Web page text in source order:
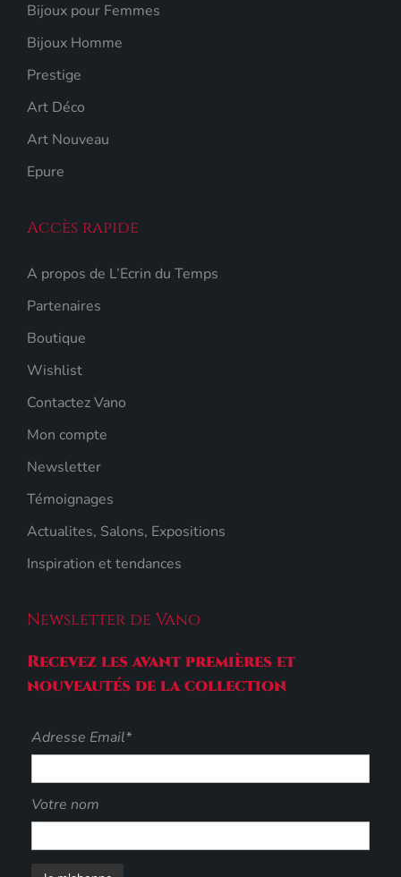
Bijoux pour Femmes
Bijoux Homme
Prestige
Art Déco
Art Nouveau
Epure
Accès rapide
A propos de L’Ecrin du Temps
Partenaires
Boutique
Wishlist
Contactez Vano
Mon compte
Newsletter
Témoignages
Actualites, Salons, Expositions
Inspiration et tendances
Newsletter de Vano
Recevez les avant premières et
nouveautés de la collection
Adresse Email*
Votre nom